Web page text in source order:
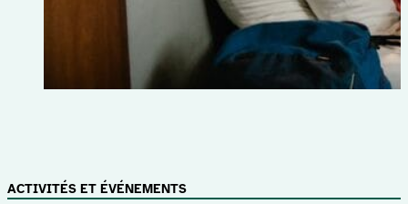
ACTIVITÉS ET ÉVÉNEMENTS